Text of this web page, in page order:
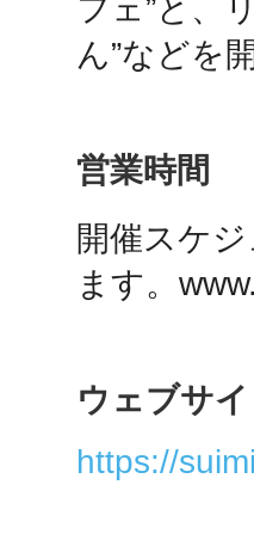
フェ”と、
ん”などを
営業時間
開催スケ
ます。
ウェブサイ
https://